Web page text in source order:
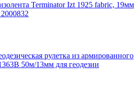
Terminator Izt 1925 fabric, 19мм